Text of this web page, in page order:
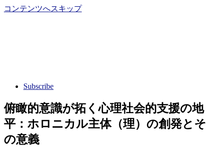
コンテンツへスキップ
Subscribe
俯瞰的意識が拓く心理社会的支援の地
平：ホロニカル主体（理）の創発とそ
の意義